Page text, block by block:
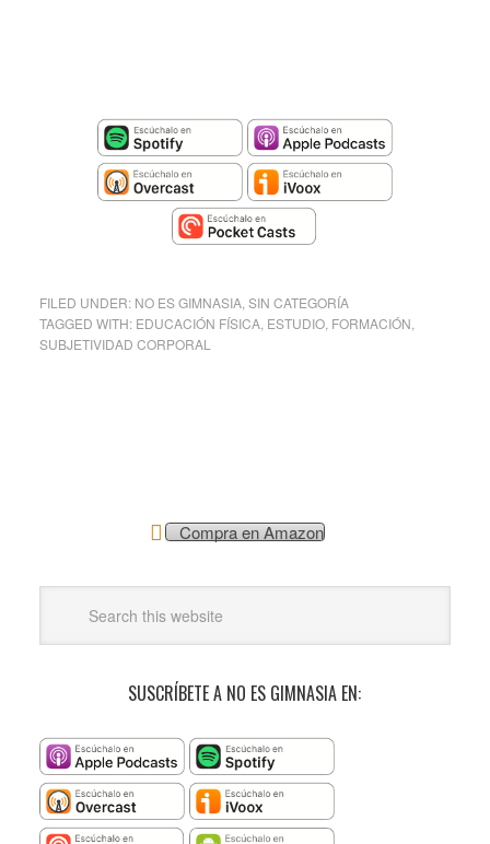
FILED UNDER: NO ES GIMNASIA, SIN CATEGORÍA
TAGGED WITH: EDUCACIÓN FÍSICA, ESTUDIO, FORMACIÓN
SUBJETIVIDAD CORPORAL
Compra en Amazon
SUSCRÍBETE A NO ES GIMNASIA EN: